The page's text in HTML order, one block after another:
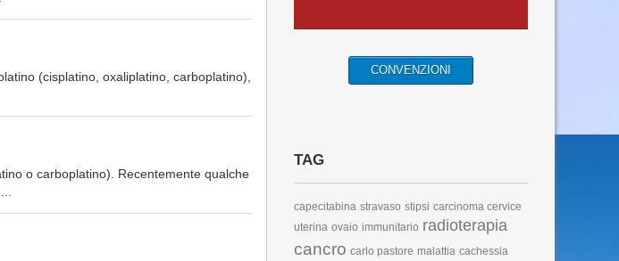
(cisplatino, oxaliplatino, carboplatino),
o carboplatino). Recentemente qualche
CONVENZIONI
TAG
capecitabina stravaso stipsi carcinoma cervice
uterina ovaio immunitario radioterapia
cancro carlo pastore malattia cachessia